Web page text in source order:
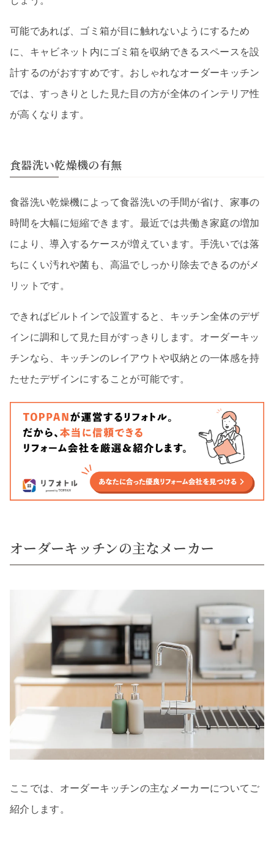
可能であれば、ゴミ箱が目に触れないようにするため
に、キャビネット内にゴミ箱を収納できるスペースを設
計するのがおすすめです。おしゃれなオーダーキッチン
では、すっきりとした見た目の方が全体のインテリア性
が高くなります。
食器洗い乾燥機の有無
食器洗い乾燥機によって食器洗いの手間が省け、家事の
時間を大幅に短縮できます。最近では共働き家庭の増加
により、導入するケースが増えています。手洗いでは落
ちにくい汚れや菌も、高温でしっかり除去できるのがメ
リットです。
できればビルトインで設置すると、キッチン全体のデザ
インに調和して見た目がすっきりします。オーダーキッ
チンなら、キッチンのレイアウトや収納との一体感を持
たせたデザインにすることが可能です。
オーダーキッチンの主なメーカー
ここでは、オーダーキッチンの主なメーカーについてご
紹介します。